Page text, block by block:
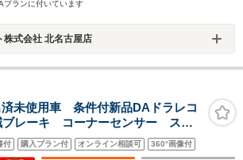
プランに付いています
株式会社 北名古屋店
未使用車 条件付新品DAドラレコ
レーキ コーナーセンサー スマ
ィブクルコン LEDヘッドライト
クカメラ 横滑り防止機能 電格
付 購入プラン付 オンライン相談可 360°画像付